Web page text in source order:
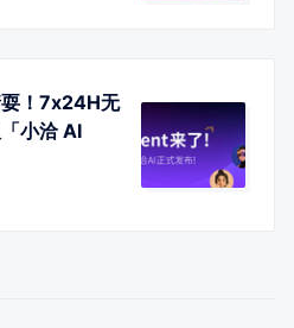
耍！7x24H无
小洽 AI